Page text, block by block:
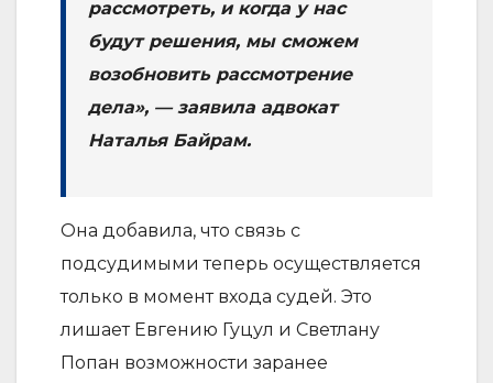
рассмотреть, и когда у нас
будут решения, мы сможем
возобновить рассмотрение
дела», — заявила адвокат
Наталья Байрам.
Она добавила, что связь с
подсудимыми теперь осуществляется
только в момент входа судей. Это
лишает Евгению Гуцул и Светлану
Попан возможности заранее